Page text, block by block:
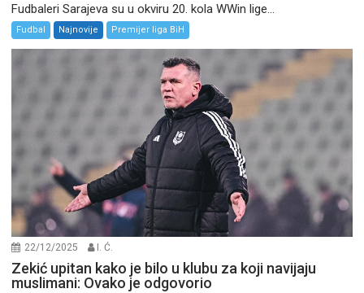
Fudbaleri Sarajeva su u okviru 20. kola WWin lige...
Fudbal Najnovije Premijer liga BiH
22/12/2025 I. Ć.
Zekić upitan kako je bilo u klubu za koji navijaju
muslimani: Ovako je odgovorio